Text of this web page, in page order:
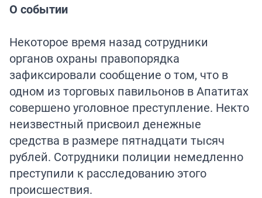
О событии
Некоторое время назад сотрудники
органов охраны правопорядка
зафиксировали сообщение о том, что в
одном из торговых павильонов в Апатитах
совершено уголовное преступление. Некто
неизвестный присвоил денежные
средства в размере пятнадцати тысяч
рублей. Сотрудники полиции немедленно
преступили к расследованию этого
происшествия.